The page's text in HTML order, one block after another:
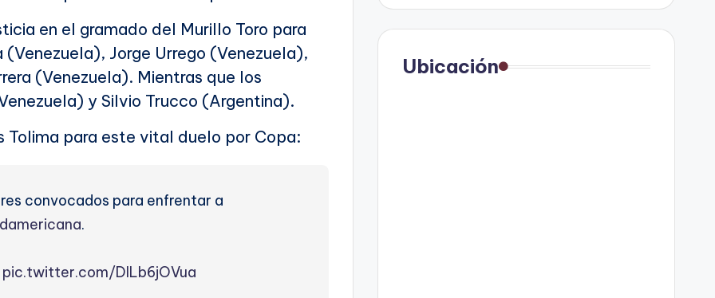
en el gramado del Murillo Toro para
Jorge Urrego (Venezuela),
(Venezuela). Mientras que los
y Silvio Trucco (Argentina).
para este vital duelo por Copa:
convocados para enfrentar a
.
pic.twitter.com/DILb6jOVua
Ubicación